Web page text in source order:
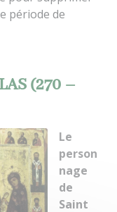
période de
(270 –
Le
person
nage
de
Saint